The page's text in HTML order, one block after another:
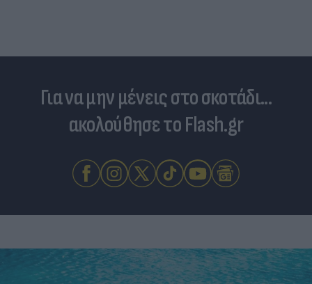
Για να μην μένεις στο σκοτάδι...
ακολούθησε το Flash.gr